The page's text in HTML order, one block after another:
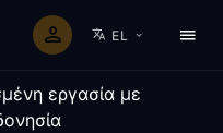
EL
εργασία με